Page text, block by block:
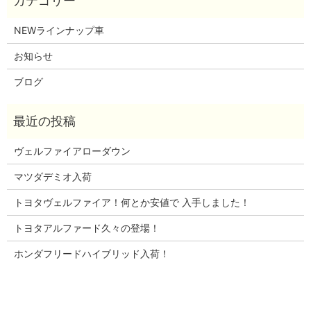
NEWラインナップ車
お知らせ
ブログ
ヴェルファイアローダウン
マツダデミオ入荷
トヨタヴェルファイア！何とか安値で 入手しました！
トヨタアルファード久々の登場！
ホンダフリードハイブリッド入荷！